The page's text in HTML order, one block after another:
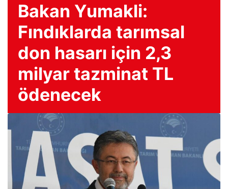
Bakan Yumakli:
Fındıklarda tarımsal
don hasarı için 2,3
milyar tazminat TL
ödenecek